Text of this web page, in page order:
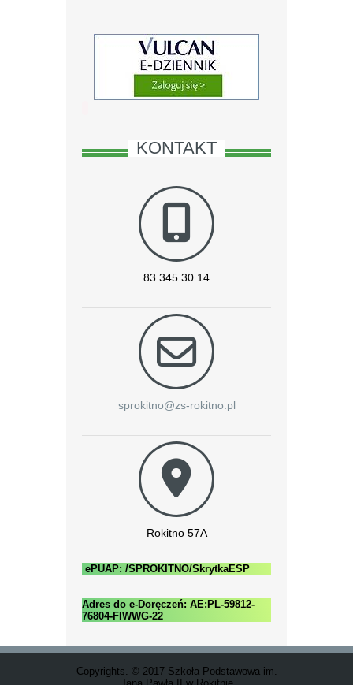
KONTAKT
83 345 30 14
sprokitno@zs-rokitno.pl
Rokitno 57A
ePUAP: /SPROKITNO/SkrytkaESP
Adres do e-Doręczeń: AE:PL-59812-
76804-FIWWG-22
Copyrights. © 2017 Szkoła Podstawowa im.